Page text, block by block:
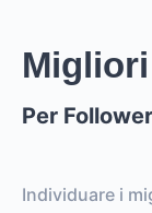
Per Follower
Individuare i